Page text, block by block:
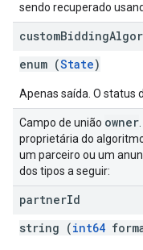
sendo recuperado
customBidding
enum (State)
Apenas saída. O status
Campo de união owner
proprietária do
um parceiro ou um
dos tipos a seguir:
partnerId
string (int64